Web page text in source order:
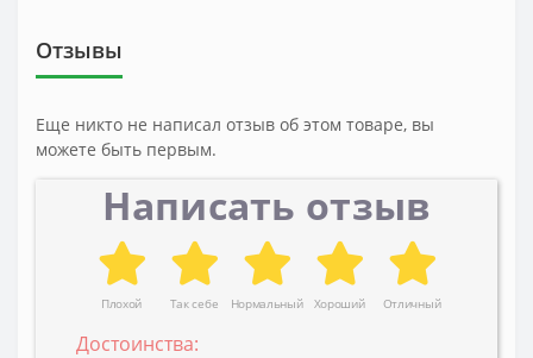
Отзывы
Еще никто не написал отзыв об этом товаре, вы
можете быть первым.
Написать отзыв
Плохой Так себе Нормальный Хороший Отличный
Достоинства: